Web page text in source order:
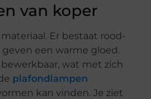
van koper
Er bestaat rood-
een warme gloed.
wat met zich
plafondlampen
kan vinden. Je ziet